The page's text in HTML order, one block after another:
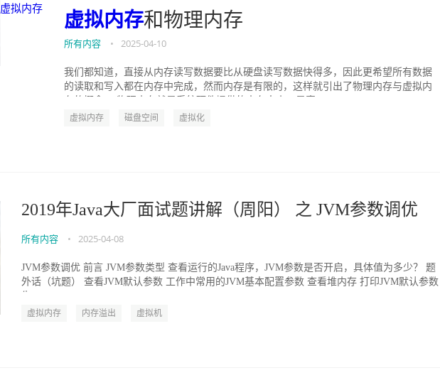
虚拟内存 虚拟内存和物理内存
所有内容 • 2025-04-10
我们都知道，直接从内存读写数据要比从硬盘读写数据快得多，因此更希望所有数据
的读取和写入都在内存中完成，然而内存是有限的，这样就引出了物理内存与虚拟内
虚拟内存 磁盘空间 虚拟化
2019年Java大厂面试题讲解（周阳） 之 JVM参数调优
所有内容 • 2025-04-08
JVM参数调优 前言 JVM参数类型 查看运行的Java程序，JVM参数是否开启，具体值为多少？ 题
外话（坑题） 查看JVM默认参数 工作中常用的JVM基本配置参数 查看堆内存 打印JVM默认参数
虚拟内存 内存溢出 虚拟机